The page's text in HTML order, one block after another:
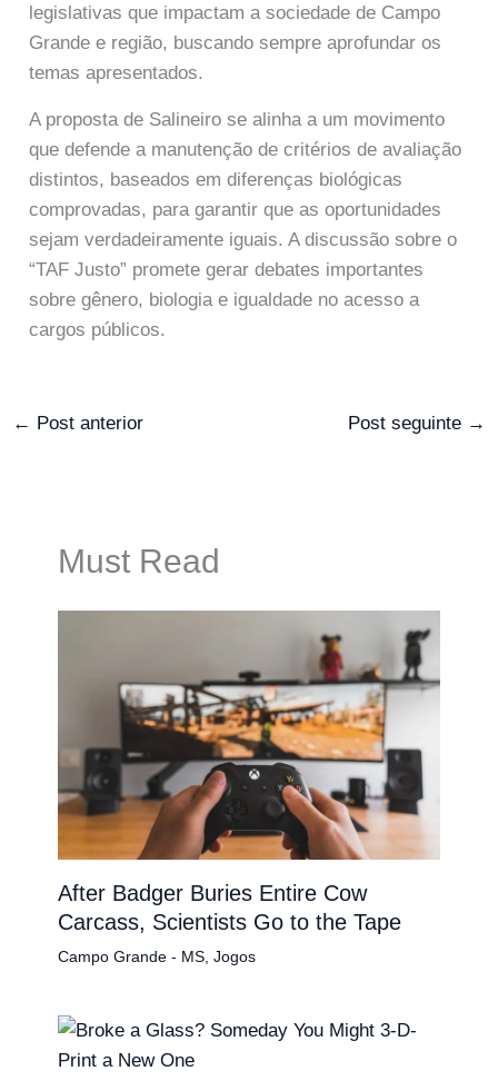
legislativas que impactam a sociedade de Campo
Grande e região, buscando sempre aprofundar os
temas apresentados.
A proposta de Salineiro se alinha a um movimento
que defende a manutenção de critérios de avaliação
distintos, baseados em diferenças biológicas
comprovadas, para garantir que as oportunidades
sejam verdadeiramente iguais. A discussão sobre o
“TAF Justo” promete gerar debates importantes
sobre gênero, biologia e igualdade no acesso a
cargos públicos.
← Post anterior Post seguinte →
Must Read
After Badger Buries Entire Cow
Carcass, Scientists Go to the Tape
Campo Grande - MS, Jogos